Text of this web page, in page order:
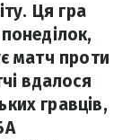
Ця гра
матч проти
вдалося
гравців,